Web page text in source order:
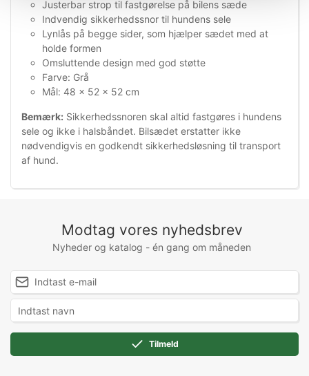
Justerbar strop til fastgørelse på bilens sæde
Indvendig sikkerhedssnor til hundens sele
Lynlås på begge sider, som hjælper sædet med at
holde formen
Omsluttende design med god støtte
Farve: Grå
Mål: 48 x 52 x 52 cm
Bemærk: Sikkerhedssnoren skal altid fastgøres i hundens
sele og ikke i halsbåndet. Bilsædet erstatter ikke
nødvendigvis en godkendt sikkerhedsløsning til transport
af hund.
Modtag vores nyhedsbrev
Nyheder og katalog - én gang om måneden
Tilmeld